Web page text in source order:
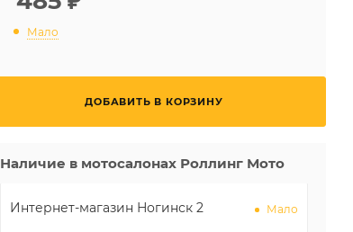
Мало
ДОБАВИТЬ В КОРЗИНУ
Наличие в мотосалонах Роллинг Мото
Интернет-магазин Ногинск 2 Мало